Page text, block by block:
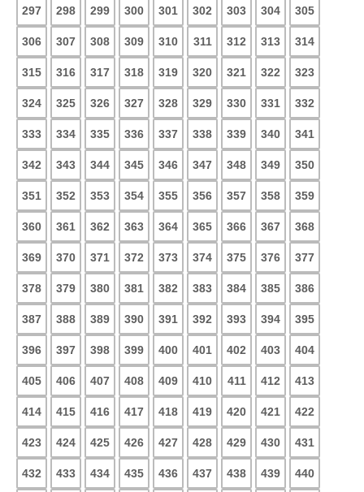
297 298 299 300 301 302 303 304 305
306 307 308 309 310 311 312 313 314
315 316 317 318 319 320 321 322 323
324 325 326 327 328 329 330 331 332
333 334 335 336 337 338 339 340 341
342 343 344 345 346 347 348 349 350
351 352 353 354 355 356 357 358 359
360 361 362 363 364 365 366 367 368
369 370 371 372 373 374 375 376 377
378 379 380 381 382 383 384 385 386
387 388 389 390 391 392 393 394 395
396 397 398 399 400 401 402 403 404
405 406 407 408 409 410 411 412 413
414 415 416 417 418 419 420 421 422
423 424 425 426 427 428 429 430 431
432 433 434 435 436 437 438 439 440